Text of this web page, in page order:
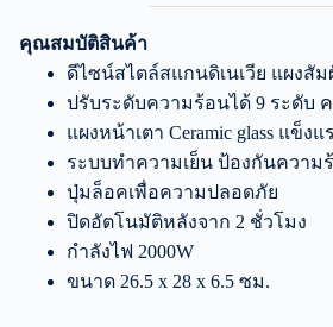
คุณสมบัติสินค้า
ดีไซน์สไตล์สแกนดิเนเวีย แผงสัม
ปรับระดับความร้อนได้ 9 ระดั
แผงหน้าเตา Ceramic glass แข็ง
ระบบทำความเย็น ป้องกันความ
ปุ่มล็อคเพื่อความปลอดภัย
ปิดอัตโนมัติหลังจาก 2 ชั่วโมง
กำลังไฟ 2000W
ขนาด 26.5 x 28 x 6.5 ซม.